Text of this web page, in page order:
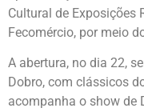
Cultural de Exposições
Fecomércio, por meio
A abertura, no dia 22,
Dobro, com clássicos
acompanha o show de